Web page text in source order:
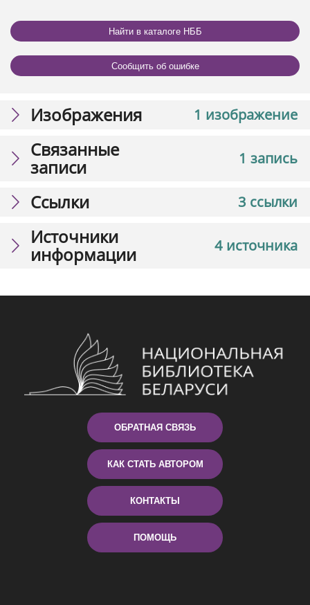
Найти в каталоге НББ
Сообщить об ошибке
1 изображение
Изображения
1 запись
Связанные
записи
3 ссылки
Ссылки
4 источника
Источники
информации
ОБРАТНАЯ СВЯЗЬ
КАК СТАТЬ АВТОРОМ
КОНТАКТЫ
ПОМОЩЬ